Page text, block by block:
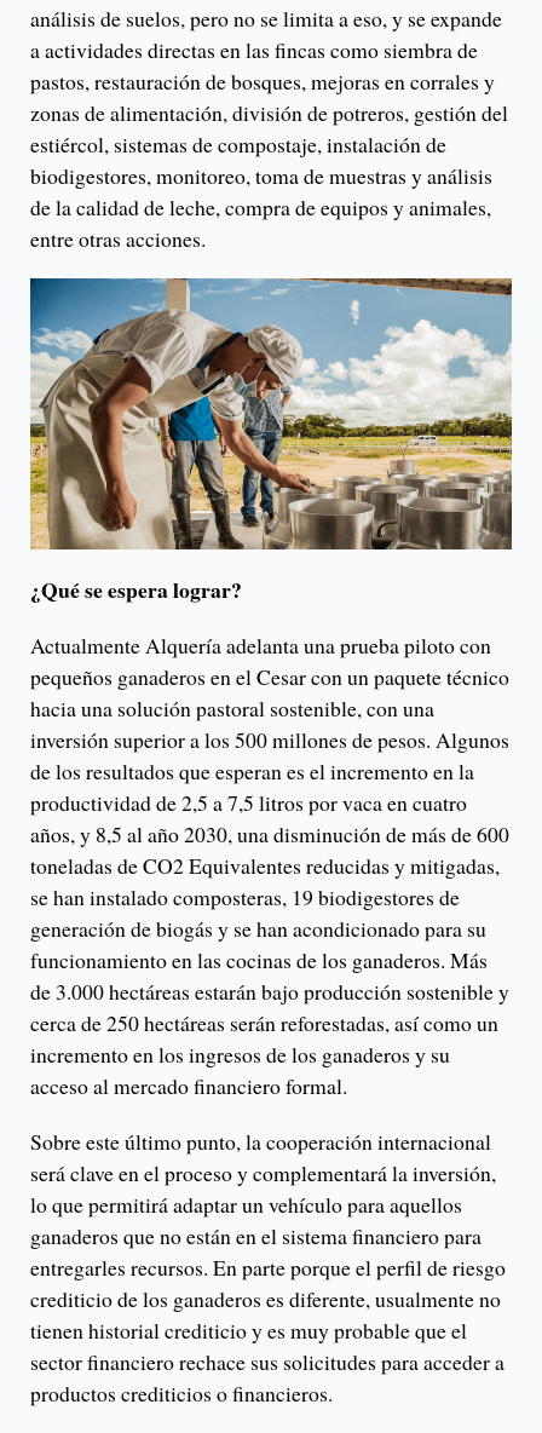
análisis de suelos, pero no se limita a eso, y se expande
a actividades directas en las fincas como siembra de
pastos, restauración de bosques, mejoras en corrales y
zonas de alimentación, división de potreros, gestión del
estiércol, sistemas de compostaje, instalación de
biodigestores, monitoreo, toma de muestras y análisis
de la calidad de leche, compra de equipos y animales,
entre otras acciones.
¿Qué se espera lograr?
Actualmente Alquería adelanta una prueba piloto con
pequeños ganaderos en el Cesar con un paquete técnico
hacia una solución pastoral sostenible, con una
inversión superior a los 500 millones de pesos. Algunos
de los resultados que esperan es el incremento en la
productividad de 2,5 a 7,5 litros por vaca en cuatro
años, y 8,5 al año 2030, una disminución de más de 600
toneladas de CO2 Equivalentes reducidas y mitigadas,
se han instalado composteras, 19 biodigestores de
generación de biogás y se han acondicionado para su
funcionamiento en las cocinas de los ganaderos. Más
de 3.000 hectáreas estarán bajo producción sostenible y
cerca de 250 hectáreas serán reforestadas, así como un
incremento en los ingresos de los ganaderos y su
acceso al mercado financiero formal.
Sobre este último punto, la cooperación internacional
será clave en el proceso y complementará la inversión,
lo que permitirá adaptar un vehículo para aquellos
ganaderos que no están en el sistema financiero para
entregarles recursos. En parte porque el perfil de riesgo
crediticio de los ganaderos es diferente, usualmente no
tienen historial crediticio y es muy probable que el
sector financiero rechace sus solicitudes para acceder a
productos crediticios o financieros.